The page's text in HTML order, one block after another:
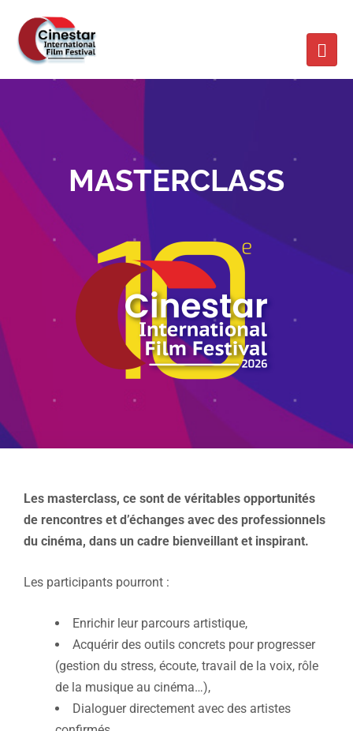
MASTERCLASS
Les masterclass, ce sont de véritables opportunités
de rencontres et d’échanges avec des professionnels
du cinéma, dans un cadre bienveillant et inspirant.
Les participants pourront :
Enrichir leur parcours artistique,
Acquérir des outils concrets pour progresser
(gestion du stress, écoute, travail de la voix, rôle
de la musique au cinéma…),
Dialoguer directement avec des artistes